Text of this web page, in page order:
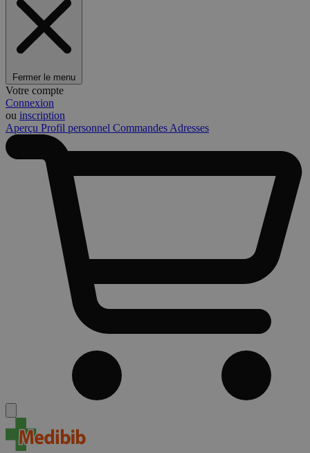
Fermer le menu
Votre compte
Connexion
ou inscription
Aperçu Profil personnel Commandes Adresses